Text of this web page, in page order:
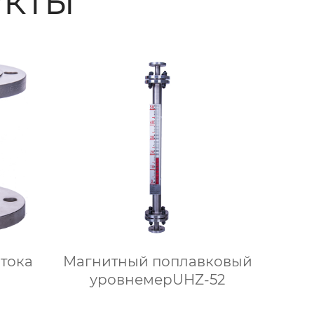
Магнитный поплавковый
уровнемерUHZ-52